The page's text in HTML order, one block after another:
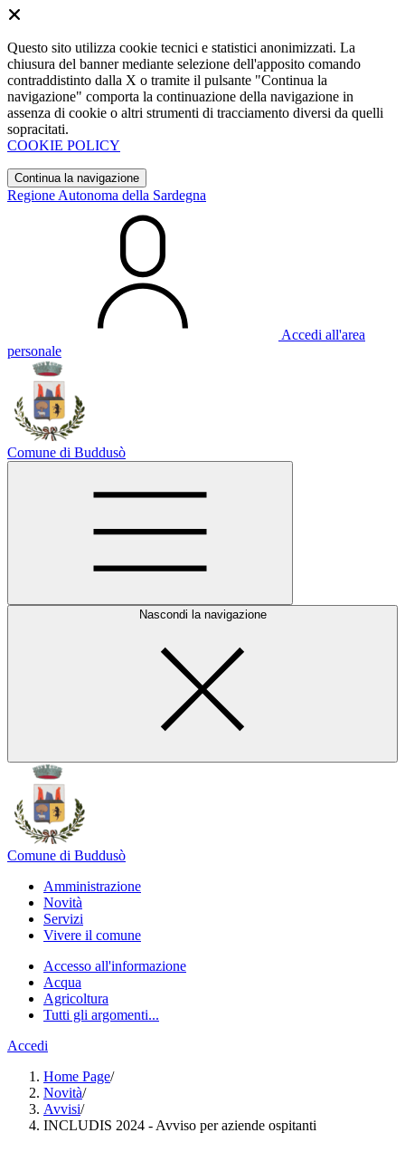
Questo sito utilizza cookie tecnici e statistici anonimizzati. La
chiusura del banner mediante selezione dell'apposito comando
contraddistinto dalla X o tramite il pulsante "Continua la
navigazione" comporta la continuazione della navigazione in
assenza di cookie o altri strumenti di tracciamento diversi da quelli
sopracitati.
COOKIE POLICY
Continua la navigazione
Regione Autonoma della Sardegna
Accedi all'area
personale
Comune di Buddusò
Nascondi la navigazione
Comune di Buddusò
Amministrazione
Novità
Servizi
Vivere il comune
Accesso all'informazione
Acqua
Agricoltura
Tutti gli argomenti...
Accedi
Home Page/
Novità/
Avvisi/
INCLUDIS 2024 - Avviso per aziende ospitanti